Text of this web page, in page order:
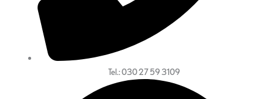
Tel.: 030 27 59 3109